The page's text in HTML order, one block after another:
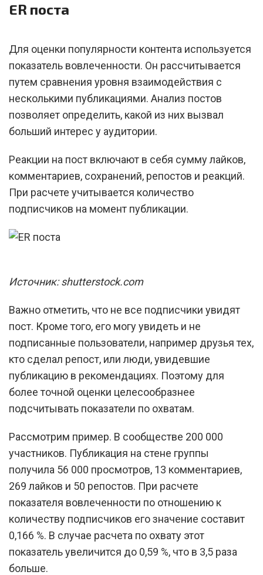
ER поста
Для оценки популярности контента используется
показатель вовлеченности. Он рассчитывается
путем сравнения уровня взаимодействия с
несколькими публикациями. Анализ постов
позволяет определить, какой из них вызвал
больший интерес у аудитории.
Реакции на пост включают в себя сумму лайков,
комментариев, сохранений, репостов и реакций.
При расчете учитывается количество
подписчиков на момент публикации.
Источник: shutterstock.com
Важно отметить, что не все подписчики увидят
пост. Кроме того, его могу увидеть и не
подписанные пользователи, например друзья тех,
кто сделал репост, или люди, увидевшие
публикацию в рекомендациях. Поэтому для
более точной оценки целесообразнее
подсчитывать показатели по охватам.
Рассмотрим пример. В сообществе 200 000
участников. Публикация на стене группы
получила 56 000 просмотров, 13 комментариев,
269 лайков и 50 репостов. При расчете
показателя вовлеченности по отношению к
количеству подписчиков его значение составит
0,166 %. В случае расчета по охвату этот
показатель увеличится до 0,59 %, что в 3,5 раза
больше.